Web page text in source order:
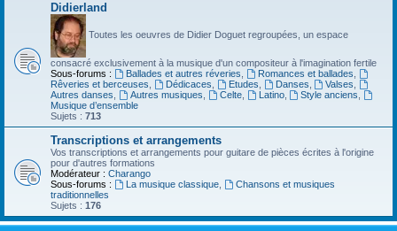
Didierland
Toutes les oeuvres de Didier Doguet regroupées, un espace
consacré exclusivement à la musique d'un compositeur à l'imagination fertile
Sous-forums :
Ballades et autres réveries Romances et ballades
Rêveries et berceuses
Dédicaces Etudes Danses Valses
Autres danses
Autres musiques Celte, Latino, Style anciens
Musique d’ensemble
Sujets : 713
Transcriptions et arrangements
Vos transcriptions et arrangements pour guitare de pièces écrites à l'origine
pour d'autres formations
Modérateur : Charango
Sous-forums :
La musique classique,
Chansons et musiques
traditionnelles
Sujets : 176